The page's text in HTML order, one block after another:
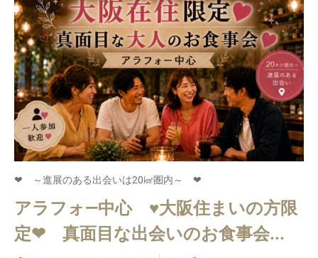
❤ ～進展のある出会いは20㎢圏内～ ❤
アラフォ―中心 ♥大阪住まいの方限
定❤ 真面目な出会いのお食事会...